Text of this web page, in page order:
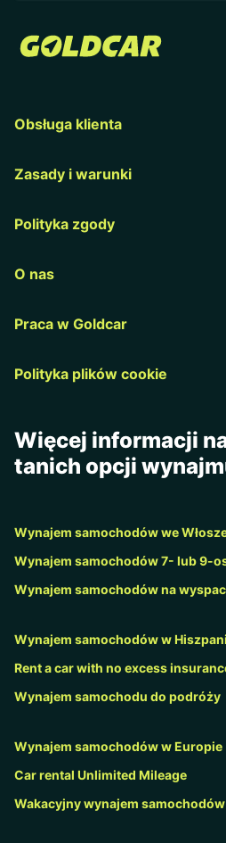
Obsługa klienta
Zasady i warunki
Polityka zgody
O nas
Praca w Goldcar
Polityka plików cookie
Więcej informacji
tanich opcji
Wynajem samochodów we
Wynajem samochodów 7- lub 9-
Wynajem samochodów na
Wynajem samochodów w
Rent a car with no excess
Wynajem samochodu do podróży
Wynajem samochodów w Europie
Car rental Unlimited Mileage
Wakacyjny wynajem samochodów